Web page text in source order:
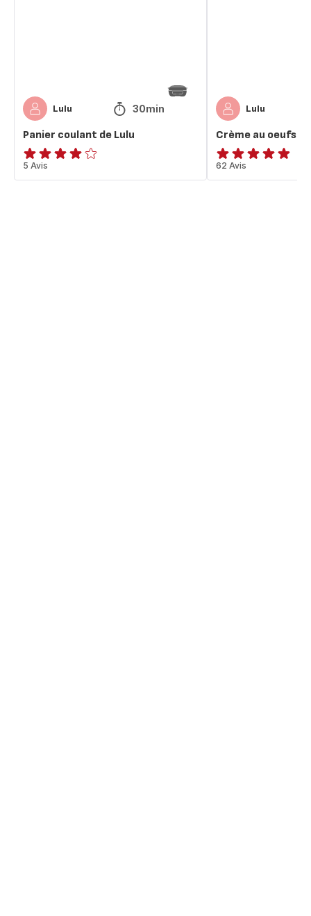
Lulu 30min
Panier coulant de Lulu
Avis
4
5 Avis
Lulu
Crème au oeufs
ratings.4.8
62 Avis